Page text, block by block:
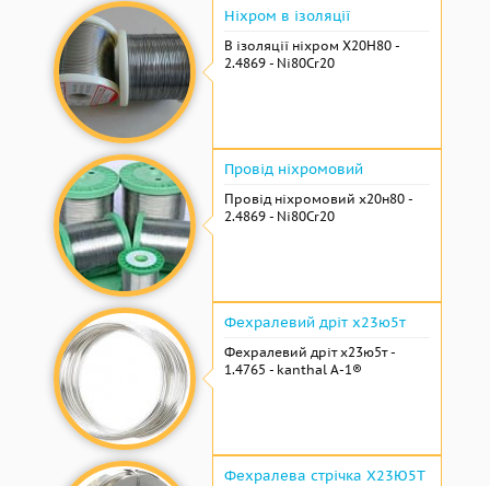
Ніхром в ізоляції
В ізоляції ніхром Х20Н80 -
2.4869 - Ni80Cr20
Провід ніхромовий
Провід ніхромовий х20н80 -
2.4869 - Ni80Cr20
Фехралевий дріт х23ю5т
Фехралевий дріт х23ю5т -
1.4765 - kanthal A-1®
Фехралева стрічка Х23Ю5Т